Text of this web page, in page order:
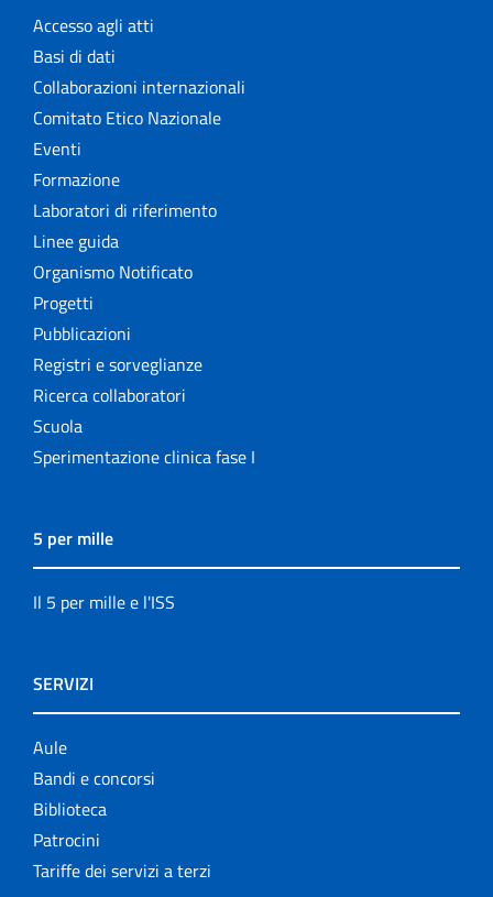
Accesso agli atti
Basi di dati
Collaborazioni internazionali
Comitato Etico Nazionale
Eventi
Formazione
Laboratori di riferimento
Linee guida
Organismo Notificato
Progetti
Pubblicazioni
Registri e sorveglianze
Ricerca collaboratori
Scuola
Sperimentazione clinica fase I
5 per mille
Il 5 per mille e l'ISS
SERVIZI
Aule
Bandi e concorsi
Biblioteca
Patrocini
Tariffe dei servizi a terzi